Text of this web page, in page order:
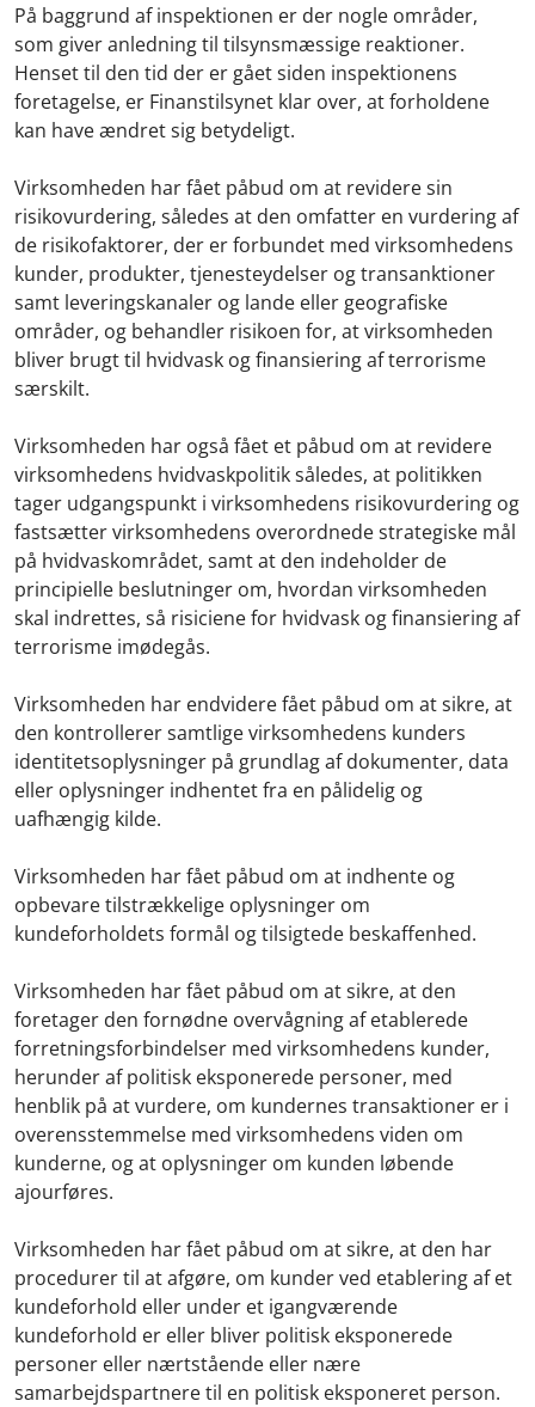
På baggrund af inspektionen er der nogle områder,
som giver anledning til tilsynsmæssige reaktioner.
Henset til den tid der er gået siden inspektionens
foretagelse, er Finanstilsynet klar over, at forholdene
kan have ændret sig betydeligt.
Virksomheden har fået påbud om at revidere sin
risikovurdering, således at den omfatter en vurdering af
de risikofaktorer, der er forbundet med virksomhedens
kunder, produkter, tjenesteydelser og transanktioner
samt leveringskanaler og lande eller geografiske
områder, og behandler risikoen for, at virksomheden
bliver brugt til hvidvask og finansiering af terrorisme
særskilt.
Virksomheden har også fået et påbud om at revidere
virksomhedens hvidvaskpolitik således, at politikken
tager udgangspunkt i virksomhedens risikovurdering og
fastsætter virksomhedens overordnede strategiske mål
på hvidvaskområdet, samt at den indeholder de
principielle beslutninger om, hvordan virksomheden
skal indrettes, så risiciene for hvidvask og finansiering af
terrorisme imødegås.
Virksomheden har endvidere fået påbud om at sikre, at
den kontrollerer samtlige virksomhedens kunders
identitetsoplysninger på grundlag af dokumenter, data
eller oplysninger indhentet fra en pålidelig og
uafhængig kilde.
Virksomheden har fået påbud om at indhente og
opbevare tilstrækkelige oplysninger om
kundeforholdets formål og tilsigtede beskaffenhed.
Virksomheden har fået påbud om at sikre, at den
foretager den fornødne overvågning af etablerede
forretningsforbindelser med virksomhedens kunder,
herunder af politisk eksponerede personer, med
henblik på at vurdere, om kundernes transaktioner er i
overensstemmelse med virksomhedens viden om
kunderne, og at oplysninger om kunden løbende
ajourføres.
Virksomheden har fået påbud om at sikre, at den har
procedurer til at afgøre, om kunder ved etablering af et
kundeforhold eller under et igangværende
kundeforhold er eller bliver politisk eksponerede
personer eller nærtstående eller nære
samarbejdspartnere til en politisk eksponeret person.